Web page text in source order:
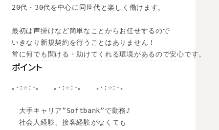
20代・30代を中心に同世代と楽しく働けます。
最初は声掛けなど簡単なことからお任せするので
いきなり新規契約を行うことはありません！
常に何でも聞ける・助けてくれる環境があるので安心です。
ポイント
｡･:☆:･｡　　｡･:☆:･｡　　｡･:☆:･｡
大手キャリア”Softbank”で勤務♪
社会人経験、接客経験がなくても